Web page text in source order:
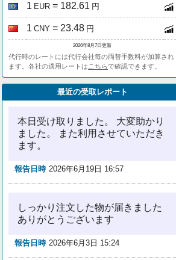
1 EUR = 182.61 円
1 CNY = 23.48 円
2026年8月7日更新
代行時のレートには代行会社毎の両替手数料が加算され
ます。各社の適用レートは こちらで確認できます。
最近の受取レポート
本日受け取りました。 大変助かり
ました。 また利用させていただき
ます。
報告日時 2026年6月19日 16:57
しっかり注文した物が届きました
ありがとうございます
報告日時 2026年6月3日 15:24